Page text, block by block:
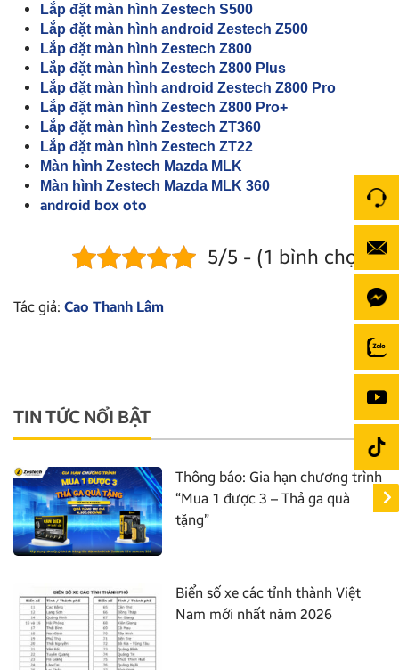
Lắp đặt màn hình Zestech S500
Lắp đặt màn hình android Zestech Z500
Lắp đặt màn hình Zestech Z800
Lắp đặt màn hình Zestech Z800 Plus
Lắp đặt màn hình android Zestech Z800 Pro
Lắp đặt màn hình Zestech Z800 Pro+
Lắp đặt màn hình Zestech ZT360
Lắp đặt màn hình Zestech ZT22
Màn hình Zestech Mazda MLK
Màn hình Zestech Mazda MLK 360
android box oto
5/5 - (1 bình chọn)
Tác giả: Cao Thanh Lâm
TIN TỨC NỔI BẬT
Thông báo: Gia hạn chương trình
“Mua 1 được 3 – Thả ga quà
tặng”
Biển số xe các tỉnh thành Việt
Nam mới nhất năm 2026